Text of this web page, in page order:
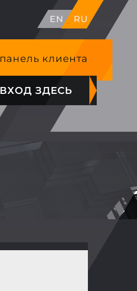
EN RU
панель клиента
ВХОД ЗДЕСЬ